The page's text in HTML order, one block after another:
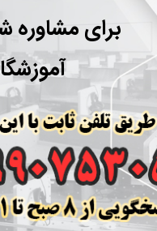
برای مشاوره